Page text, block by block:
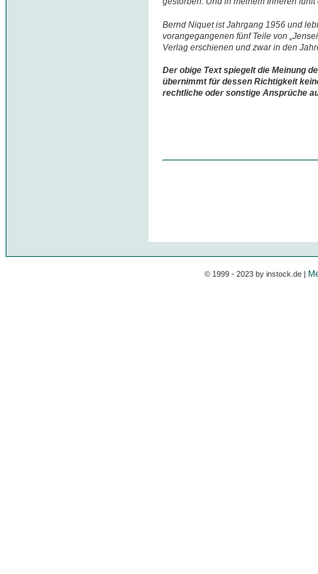
Bernd Niquet ist Jahrgang 1956 und
vorangegangenen fünf Teile von
Verlag erschienen und zwar in den
Der obige Text spiegelt die Meinung
übernimmt für dessen Richtigkeit
rechtliche oder sonstige Ansprüche
© 1999 - 2023 by instock.de |